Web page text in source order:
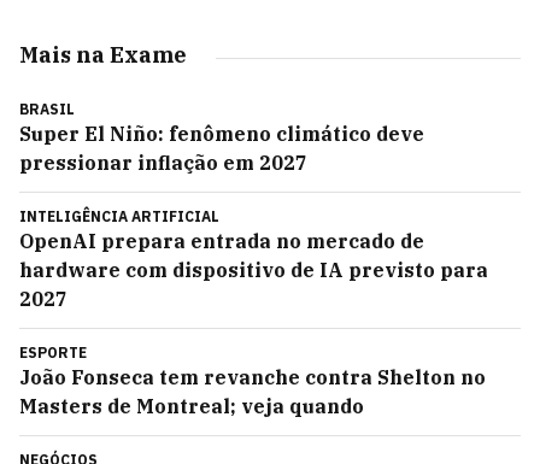
Mais na Exame
BRASIL
Super El Niño: fenômeno climático deve
pressionar inflação em 2027
INTELIGÊNCIA ARTIFICIAL
OpenAI prepara entrada no mercado de
hardware com dispositivo de IA previsto para
2027
ESPORTE
João Fonseca tem revanche contra Shelton no
Masters de Montreal; veja quando
NEGÓCIOS